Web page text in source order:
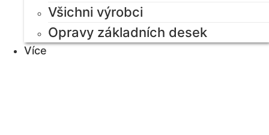
Všichni výrobci
Opravy základních desek
Více